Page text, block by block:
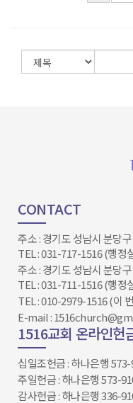
CONTACT
주소 : 경기도 성남시 분당
TEL : 031-717-1516 (행정
주소 : 경기도 성남시 분당
TEL : 031-711-1516 (행정
TEL : 010-2979-1516 (이
E-mail :
1516교회 온라인헌
십일조헌금 : 하나은행
주일헌금 : 하나은행 573-
감사헌금 : 하나은행 336-